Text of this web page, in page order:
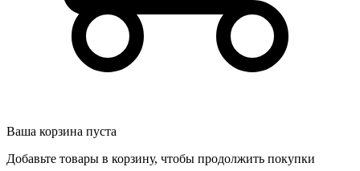
Ваша корзина пуста
Добавьте товары в корзину, чтобы продолжить покупки